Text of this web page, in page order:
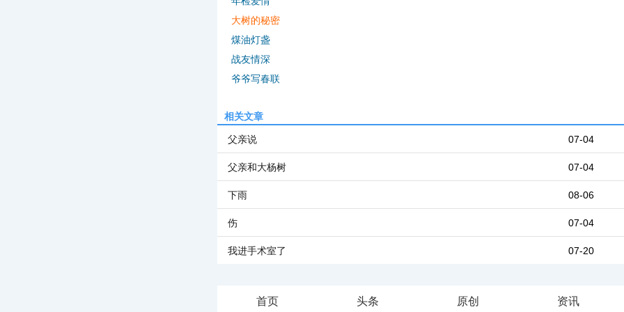
大树的秘密
煤油灯盏
战友情深
爷爷写春联
相关文章
07-04
父亲说
07-04
父亲和大杨树
08-06
下雨
07-04
伤
07-20
我进手术室了
首页 头条 原创 资讯